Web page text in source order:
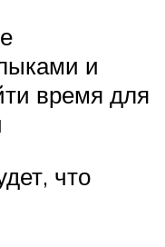
и
время для
что